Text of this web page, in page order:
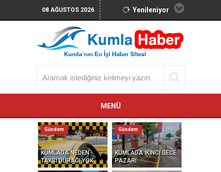
08 AĞUSTOS 2026 Yenileniyor
MENÜ
KUMLADA NEDEN
TAKSİ DURAĞI YOK
Gündem
KUMLADA İKİNCİ GECE
PAZARI
Gündem